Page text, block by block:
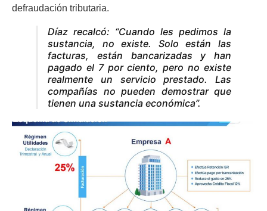
defraudación tributaria.
Díaz recalcó: “Cuando les pedimos la
sustancia, no existe. Solo están las
facturas, están bancarizadas y han
pagado el 7 por ciento, pero no existe
realmente un servicio prestado. Las
compañías no pueden demostrar que
tienen una sustancia económica”.